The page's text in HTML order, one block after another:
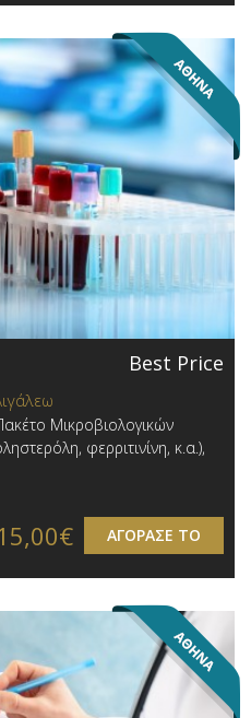
Best Price
Μικροβιολογικών
φερριτινίνη, κ.α.),
ΑΓΟΡΑΣΕ ΤΟ